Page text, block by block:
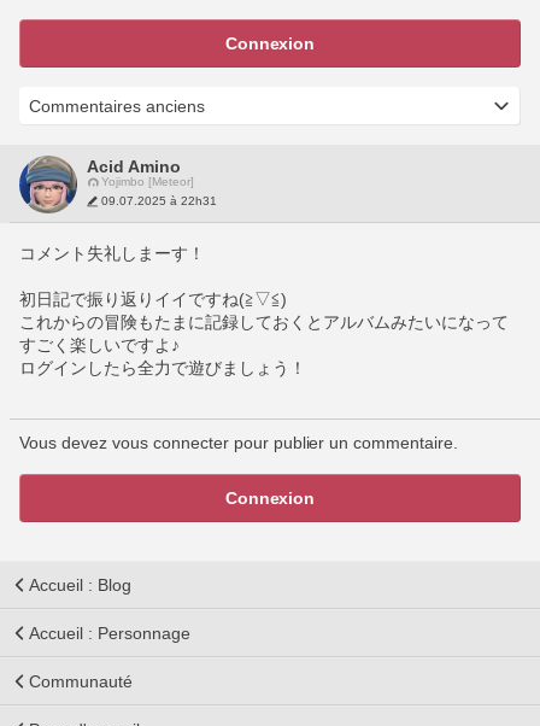
Connexion
Acid Amino
Yojimbo [Meteor]
09.07.2025 à 22h31
コメント失礼しまーす！
初日記で振り返りイイですね(≧▽≦)
これからの冒険もたまに記録しておくとアルバムみたいになって
すごく楽しいですよ♪
ログインしたら全力で遊びましょう！
Vous devez vous connecter pour publier un commentaire.
Connexion
Accueil : Blog
Accueil : Personnage
Communauté